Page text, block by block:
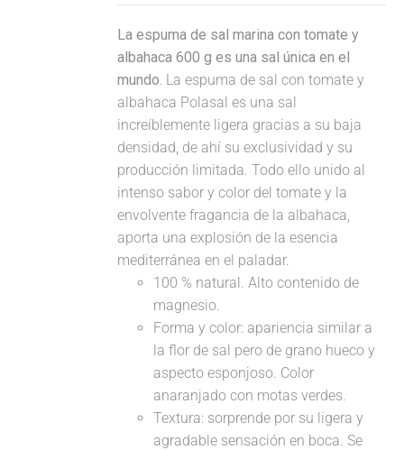
La espuma de sal marina con tomate y
albahaca 600 g es una sal única en el
mundo. La espuma de sal con tomate y
albahaca Polasal es una sal
increíblemente ligera gracias a su baja
densidad, de ahí su exclusividad y su
producción limitada. Todo ello unido al
intenso sabor y color del tomate y la
envolvente fragancia de la albahaca,
aporta una explosión de la esencia
mediterránea en el paladar.
100 % natural. Alto contenido de
magnesio.
Forma y color: apariencia similar a
la flor de sal pero de grano hueco y
aspecto esponjoso. Color
anaranjado con motas verdes.
Textura: sorprende por su ligera y
agradable sensación en boca. Se